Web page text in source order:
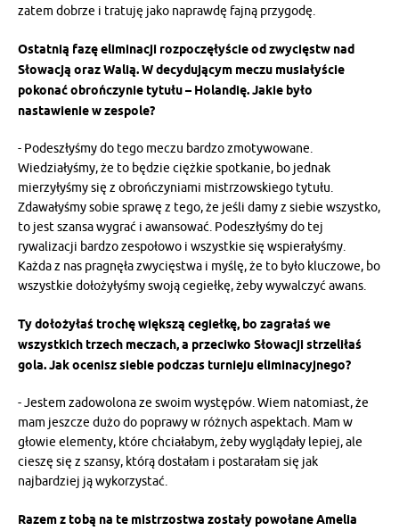
zatem dobrze i tratuję jako naprawdę fajną przygodę.
Ostatnią fazę eliminacji rozpoczęłyście od zwycięstw nad
Słowacją oraz Walią. W decydującym meczu musiałyście
pokonać obrończynie tytułu – Holandię. Jakie było
nastawienie w zespole?
- Podeszłyśmy do tego meczu bardzo zmotywowane.
Wiedziałyśmy, że to będzie ciężkie spotkanie, bo jednak
mierzyłyśmy się z obrończyniami mistrzowskiego tytułu.
Zdawałyśmy sobie sprawę z tego, że jeśli damy z siebie wszystko,
to jest szansa wygrać i awansować. Podeszłyśmy do tej
rywalizacji bardzo zespołowo i wszystkie się wspierałyśmy.
Każda z nas pragnęła zwycięstwa i myślę, że to było kluczowe, bo
wszystkie dołożyłyśmy swoją cegiełkę, żeby wywalczyć awans.
Ty dołożyłaś trochę większą cegiełkę, bo zagrałaś we
wszystkich trzech meczach, a przeciwko Słowacji strzeliłaś
gola. Jak ocenisz siebie podczas turnieju eliminacyjnego?
- Jestem zadowolona ze swoim występów. Wiem natomiast, że
mam jeszcze dużo do poprawy w różnych aspektach. Mam w
głowie elementy, które chciałabym, żeby wyglądały lepiej, ale
cieszę się z szansy, którą dostałam i postarałam się jak
najbardziej ją wykorzystać.
Razem z tobą na te mistrzostwa zostały powołane Amelia